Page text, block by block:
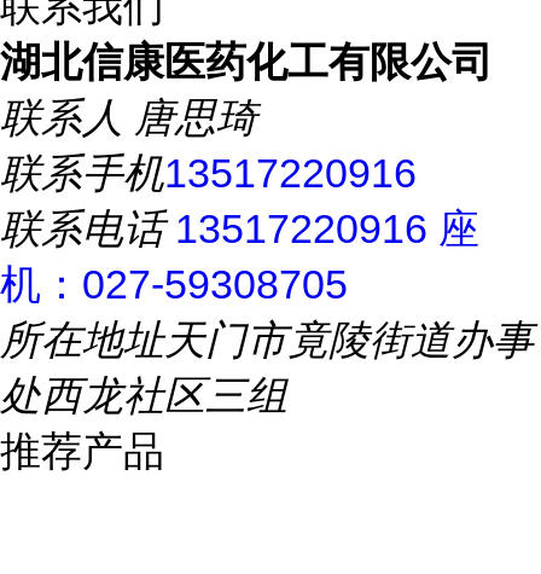
湖北信康医药化工有限公司
联系人 唐思琦
联系手机13517220916
联系电话13517220916 座
机：027-59308705
所在地址天门市竟陵街道办事
处西龙社区三组
推荐产品